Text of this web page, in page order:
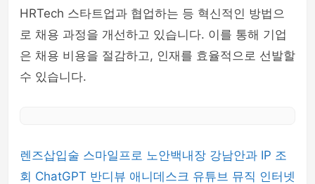
HRTech 스타트업과 협업하는 등 혁신적인 방법으
로 채용 과정을 개선하고 있습니다. 이를 통해 기업
은 채용 비용을 절감하고, 인재를 효율적으로 선발할
수 있습니다.
렌즈삽입술 스마일프로 노안백내장 강남안과 IP 조
회 ChatGPT 반디뷰 애니데스크 유튜브 뮤직 인터넷